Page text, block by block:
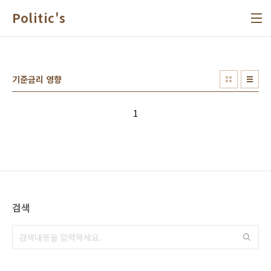
Politic's
기준금리 영향
1
검색